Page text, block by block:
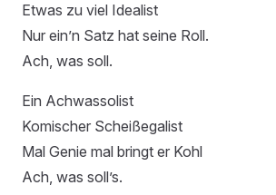
Etwas zu viel Idealist
Nur ein’n Satz hat seine Roll.
Ach, was soll.
Ein Achwassolist
Komischer Scheißegalist
Mal Genie mal bringt er Kohl
Ach, was soll’s.